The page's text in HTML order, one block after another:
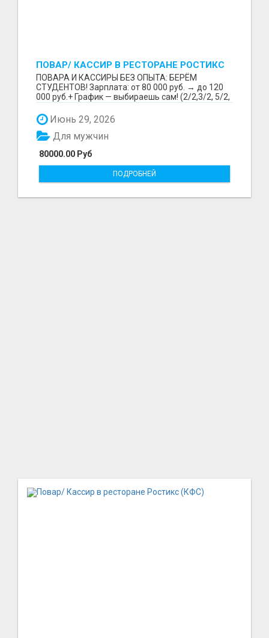
ПОВАР/ КАССИР В РЕСТОРАНЕ РОСТИКС
(КФС)
ПОВАРА И КАССИРЫ БЕЗ ОПЫТА: БЕРЁМ
СТУДЕНТОВ! Зарплата: от 80 000 руб. → до 120
000 руб.+ График — выбираешь сам! (2/2,3/2, 5/2,
Июнь 29, 2026
80000.00 Руб
Для мужчин
ПОДРОБНЕЙ